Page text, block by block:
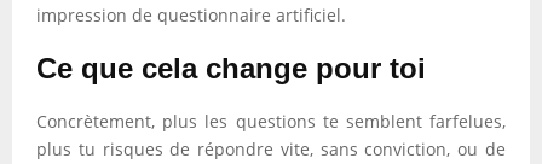
impression de questionnaire artificiel.
Ce que cela change pour toi
Concrètement, plus les questions te semblent farfelues,
plus tu risques de répondre vite, sans conviction, ou de